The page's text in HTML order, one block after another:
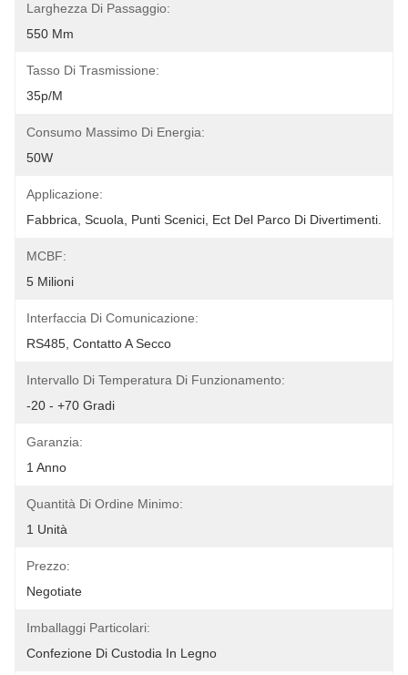
Larghezza Di Passaggio:
550 Mm
Tasso Di Trasmissione:
35p/m
Consumo Massimo Di Energia:
50W
Applicazione:
Fabbrica, Scuola, Punti Scenici, Ect Del Parco Di Divertimenti.
MCBF:
5 Milioni
Interfaccia Di Comunicazione:
RS485, Contatto A Secco
Intervallo Di Temperatura Di Funzionamento:
-20 - +70 Gradi
Garanzia:
1 Anno
Quantità Di Ordine Minimo:
1 Unità
Prezzo:
Negotiate
Imballaggi Particolari:
Confezione Di Custodia In Legno